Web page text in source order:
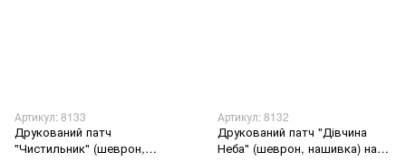
Артикул: 8133
Друкований патч
"Чистильник" (шеврон,
Артикул: 8132
Друкований патч "Дівчина
Неба" (шеврон, нашивка) на